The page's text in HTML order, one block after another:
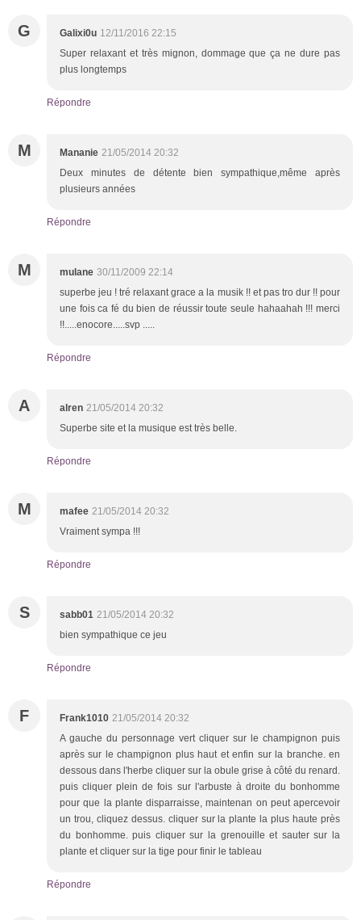
G Galixi0u 12/11/2016 22:15
Super relaxant et très mignon, dommage que ça ne dure pas
plus longtemps
Répondre
M Mananie 21/05/2014 20:32
Deux minutes de détente bien sympathique,même après
plusieurs années
Répondre
M mulane 30/11/2009 22:14
superbe jeu ! tré relaxant grace a la musik !! et pas tro dur !! pour
une fois ca fé du bien de réussir toute seule hahaahah !!! merci
!!.....enocore.....svp .....
Répondre
A alren 21/05/2014 20:32
Superbe site et la musique est très belle.
Répondre
M mafee 21/05/2014 20:32
Vraiment sympa !!!
Répondre
S sabb01 21/05/2014 20:32
bien sympathique ce jeu
Répondre
F Frank1010 21/05/2014 20:32
A gauche du personnage vert cliquer sur le champignon puis
après sur le champignon plus haut et enfin sur la branche. en
dessous dans l'herbe cliquer sur la obule grise à côté du renard.
puis cliquer plein de fois sur l'arbuste à droite du bonhomme
pour que la plante disparraisse, maintenan on peut apercevoir
un trou, cliquez dessus. cliquer sur la plante la plus haute près
du bonhomme. puis cliquer sur la grenouille et sauter sur la
plante et cliquer sur la tige pour finir le tableau
Répondre